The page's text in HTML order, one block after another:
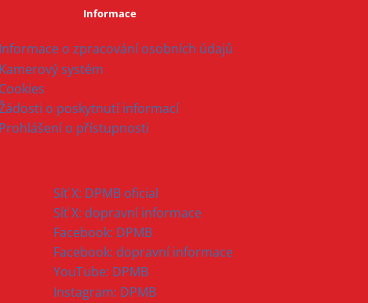
Informace
Informace o zpracování osobních údajů
Kamerový systém
Cookies
o poskytnutí informací
Prohlášení o přístupnosti
Síť X: DPMB oficial
Síť X: dopravní informace
Facebook: DPMB
Facebook: dopravní informace
YouTube: DPMB
Instagram: DPMB